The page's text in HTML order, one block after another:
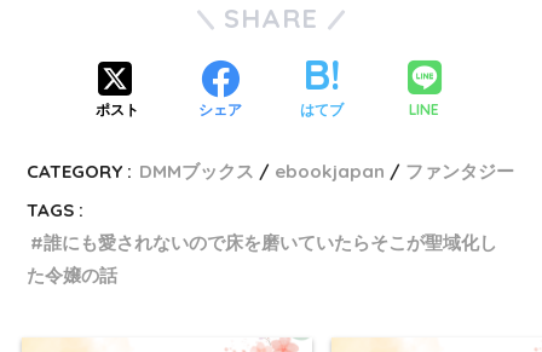
SHARE
ポスト シェア はてブ LINE
CATEGORY : DMMブックス ebookjapan
ファンタジー
TAGS :
誰にも愛されないので床を磨いていたらそこが聖域化し
た令嬢の話